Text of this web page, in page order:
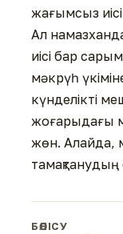
жағымсыз
Ал
иісі бар
мәкрүһ
күнделікті
жоғарыдағы
жөн. Алайда,
тамақтанудың
БӨЛІСУ